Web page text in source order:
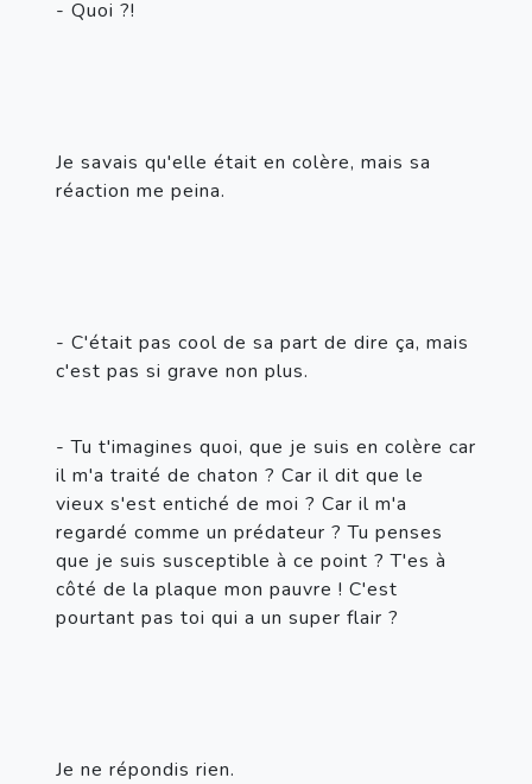
- Quoi ?!
Je savais qu'elle était en colère, mais sa
réaction me peina.
- C'était pas cool de sa part de dire ça, mais
c'est pas si grave non plus.
- Tu t'imagines quoi, que je suis en colère car
il m'a traité de chaton ? Car il dit que le
vieux s'est entiché de moi ? Car il m'a
regardé comme un prédateur ? Tu penses
que je suis susceptible à ce point ? T'es à
côté de la plaque mon pauvre ! C'est
pourtant pas toi qui a un super flair ?
Je ne répondis rien.